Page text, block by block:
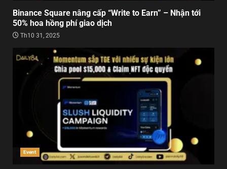
Binance Square nâng cấp “Write to Earn” – Nhận tới
50% hoa hồng phí giao dịch
Th10 31, 2025
Event